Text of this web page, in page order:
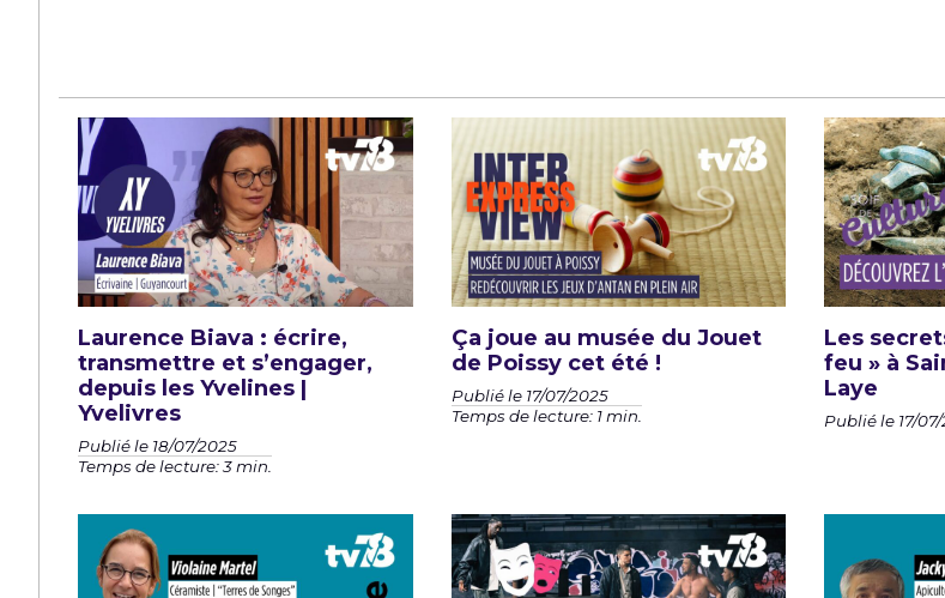
Laurence Biava : écrire,
transmettre et s’engager,
depuis les Yvelines |
Yvelivres
Publié le 18/07/2025
Temps de lecture: 3 min.
Ça joue au musée du Jouet
de Poissy cet été !
Publié le 17/07/2025
Temps de lecture: 1 min.
Les
feu » à
Laye
Publié le 17/